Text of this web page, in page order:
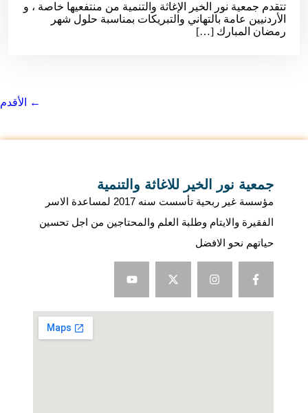
تتقدم جمعية نور الخير الإغاثة والتنمية من منتفعيها خاصة ، و
الأردنيين عامة بالتهاني والتبريكات بمناسبة حلول شهر
رمضان المبارك […]
← الأقدم
جمعية نور الخير للاغاثة والتنمية
مؤسسة غير ربحية تأسست سنه 2017 لمساعدة الاسر
الفقيرة والايتام وطلبة العلم والمحتاجين من اجل تحسين
حياتهم نحو الافضل